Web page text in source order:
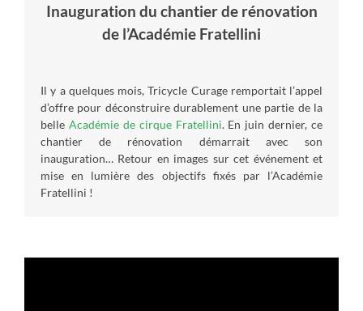
Inauguration du chantier de rénovation
de l’Académie Fratellini
Il y a quelques mois, Tricycle Curage remportait l’appel
d’offre pour déconstruire durablement une partie de la
belle Académie de cirque Fratellini. En juin dernier, ce
chantier de rénovation démarrait avec son
inauguration… Retour en images sur cet événement et
mise en lumière des objectifs fixés par l’Académie
Fratellini !